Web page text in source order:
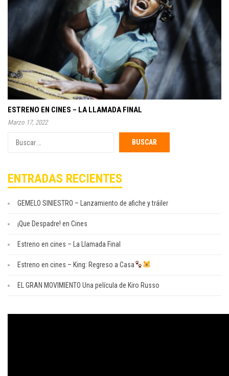
ESTRENO EN CINES – LA LLAMADA FINAL
Marzo 17, 2022
por:
ENTRADAS RECIENTES
GEMELO SINIESTRO – Lanzamiento de afiche y tráiler
¡Que Despadre! en Cines
Estreno en cines – La Llamada Final
Estreno en cines – King: Regreso a Casa
EL GRAN MOVIMIENTO Una película de Kiro Russo